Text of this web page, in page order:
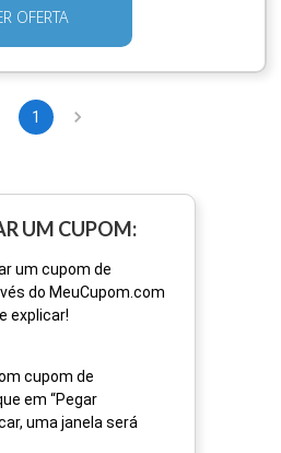
OFERTA
1
UM CUPOM:
um cupom de
do MeuCupom.com
explicar!
cupom de
em “Pegar
uma janela será